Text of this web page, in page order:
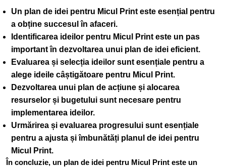
Un plan de idei pentru Micul Print este esențial pentru
a obține succesul în afaceri.
Identificarea ideilor pentru Micul Print este un pas
important în dezvoltarea unui plan de idei eficient.
Evaluarea și selecția ideilor sunt esențiale pentru a
alege ideile câștigătoare pentru Micul Print.
Dezvoltarea unui plan de acțiune și alocarea
resurselor și bugetului sunt necesare pentru
implementarea ideilor.
Urmărirea și evaluarea progresului sunt esențiale
pentru a ajusta și îmbunătăți planul de idei pentru
Micul Print.
În concluzie, un plan de idei pentru Micul Print este un